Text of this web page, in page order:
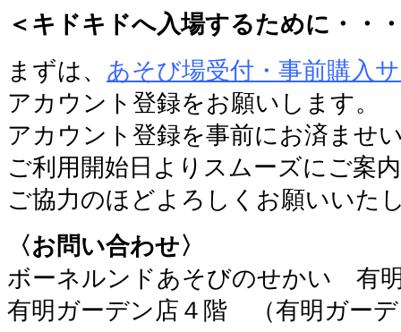
＜キドキドへ入場するために・・
まずは、 あそび場受付・事前購入
アカウント登録をお願いします。
アカウント登録を事前にお済ませ
ご利用開始日よりスムーズにご案
ご協力のほどよろしくお願いいた
〈お問い合わせ〉
ボーネルンドあそびのせかい 有
有明ガーデン店４階 （有明ガー